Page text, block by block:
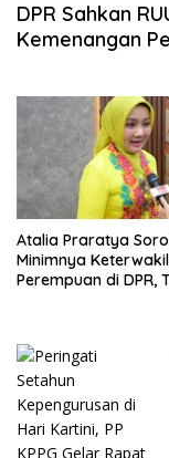
DPR Sahkan
Kemenangan
Atalia Praratya
Minimnya
Perempuan di DPR,